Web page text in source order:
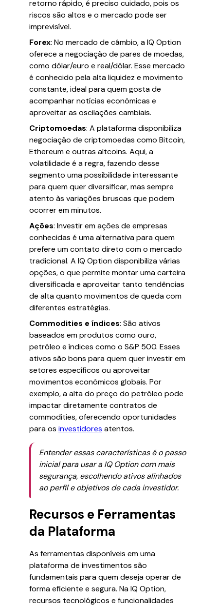
retorno rápido, é preciso cuidado, pois os
riscos são altos e o mercado pode ser
imprevisível.
Forex: No mercado de câmbio, a IQ Option
oferece a negociação de pares de moedas,
como dólar/euro e real/dólar. Esse mercado
é conhecido pela alta liquidez e movimento
constante, ideal para quem gosta de
acompanhar notícias econômicas e
aproveitar as oscilações cambiais.
Criptomoedas: A plataforma disponibiliza
negociação de criptomoedas como Bitcoin,
Ethereum e outras altcoins. Aqui, a
volatilidade é a regra, fazendo desse
segmento uma possibilidade interessante
para quem quer diversificar, mas sempre
atento às variações bruscas que podem
ocorrer em minutos.
Ações: Investir em ações de empresas
conhecidas é uma alternativa para quem
prefere um contato direto com o mercado
tradicional. A IQ Option disponibiliza várias
opções, o que permite montar uma carteira
diversificada e aproveitar tanto tendências
de alta quanto movimentos de queda com
diferentes estratégias.
Commodities e índices: São ativos
baseados em produtos como ouro,
petróleo e índices como o S&P 500. Esses
ativos são bons para quem quer investir em
setores específicos ou aproveitar
movimentos econômicos globais. Por
exemplo, a alta do preço do petróleo pode
impactar diretamente contratos de
commodities, oferecendo oportunidades
para os investidores atentos.
Entender essas características é o passo
inicial para usar a IQ Option com mais
segurança, escolhendo ativos alinhados
ao perfil e objetivos de cada investidor.
Recursos e Ferramentas
da Plataforma
As ferramentas disponíveis em uma
plataforma de investimentos são
fundamentais para quem deseja operar de
forma eficiente e segura. Na IQ Option,
recursos tecnológicos e funcionalidades